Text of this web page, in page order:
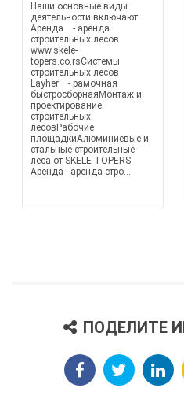
Наши основные виды
деятельности включают:
Аренда - аренда
строительных лесов
www.skele-
topers.co.rsСистемы
строительных лесов
Layher - рамочная
быстросборнаяМонтаж и
проектирование
строительных
лесовРабочие
площадкиАлюминиевые и
стальные строительные
леса от SKELE TOPERS
Аренда - аренда стро...
ПОДЕЛИТЕ